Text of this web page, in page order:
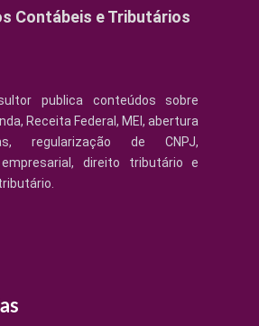
Contábeis e Tributários
publica conteúdos sobre
Receita Federal, MEI, abertura
regularização de CNPJ,
direito tributário e